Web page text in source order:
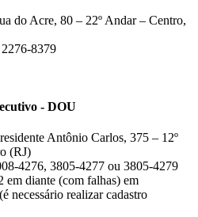
do Acre, 80 – 22º Andar – Centro,
8379
- DOU
Antônio Carlos, 375 – 12º
(RJ)
4276, 3805-4277 ou 3805-4279
em diante (com falhas) em
(é necessário realizar cadastro